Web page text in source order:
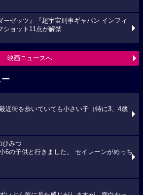
ーゼッツ』『超宇宙刑事ギャバン インフィ
ショット11点が解禁
映画ニュースへ
近街を歩いていても小さい子（特に3、4歳
ひみつ
6の子供と行きました。 セイレーンがめっち